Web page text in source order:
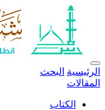
الرئيسية البحث
المقالات
الكتاب